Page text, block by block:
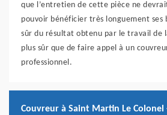
que l’entretien de cette pièce ne
pouvoir bénéficier très longuement ses
sûr du résultat obtenu par le travail de
plus sûr que de faire appel à un
professionnel.
Couvreur à Saint Martin Le Colonel